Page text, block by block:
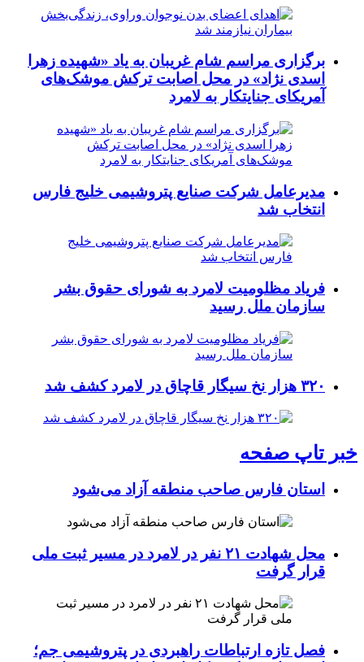
برگزاری مراسم شام غریبان به یاد «شهیده زهرا
اسدی نژاد» در محل اصابت ترکش موشک‌های
آمریکای جنایتکار به لامرد
مدیرعامل شرکت صنایع پتروشیمی خلیج فارس
انتخاب شد
فریاد مظلومیت لامرد به شورای حقوق بشر
سازمان ملل رسید
۳۲۰ هزار نخ سیگار قاچاق در لامرد کشف شد
خبر تاپ صفحه
استان فارس صاحب منطقه آزاد می‌شود
محل شهادت ۲۱ نفر در لامرد در مسیر ثبت ملی
قرار گرفت
فصل تازه ارتباطات راهبردی در پتروشیمی جم؛